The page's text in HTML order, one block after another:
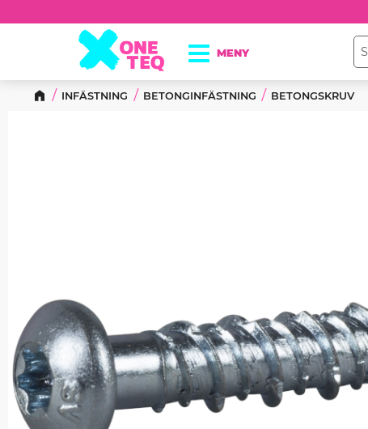
INFÄSTNING BETONGINFÄSTNING BETONGSKRUV